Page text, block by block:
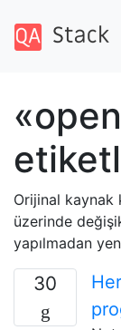
Orijinal kaynak
üzerinde
yapılmadan
30